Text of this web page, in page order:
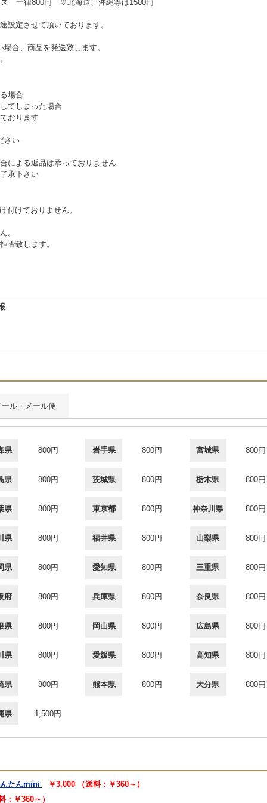
ズ 一律800円 ※北海道、沖縄等は1500円
設定させて頂いております。
合、商品を発送致します。
場合
てしまった場合
おります
さい
による返品は承っておりません
承下さい
付けておりません。
。
否致します。
ル・メール便
県 800円 岩手県 800円 宮城県 800円
県 800円 茨城県 800円 栃木県 800円
県 800円 東京都 800円 神奈川県 800円
県 800円 福井県 800円 山梨県 800円
県 800円 愛知県 800円 三重県 800円
府 800円 兵庫県 800円 奈良県 800円
県 800円 岡山県 800円 広島県 800円
県 800円 愛媛県 800円 高知県 800円
県 800円 熊本県 800円 大分県 800円
県 1,500円
たんmini
￥3,000 （送料：￥360～）
：￥360～）